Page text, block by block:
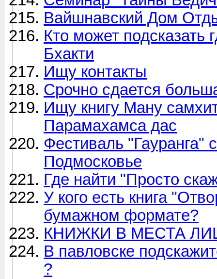
Вайшнавский Дом
Кто может подсказать
Бхакти
Ищу контакты
Срочно сдается
Ищу книгу Ману
Парамахамса дас
Фестиваль "Гауранга"
Подмосковье
Где найти "Просто
У кого есть книга
бумажном формате?
КНИЖКИ В МЕСТА
В павловске
?